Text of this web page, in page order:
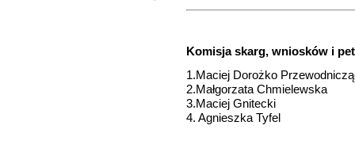
Komisja skarg, wniosków i
1.Maciej Dorożko
2.Małgorzata Chmielewska
3.Maciej Gnitecki
4. Agnieszka Tyfel